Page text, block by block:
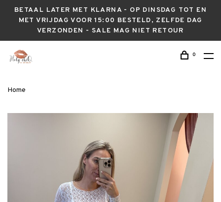
BETAAL LATER MET KLARNA - OP DINSDAG TOT EN
MET VRIJDAG VOOR 15:00 BESTELD, ZELFDE DAG
VERZONDEN - SALE MAG NIET RETOUR
0
Home